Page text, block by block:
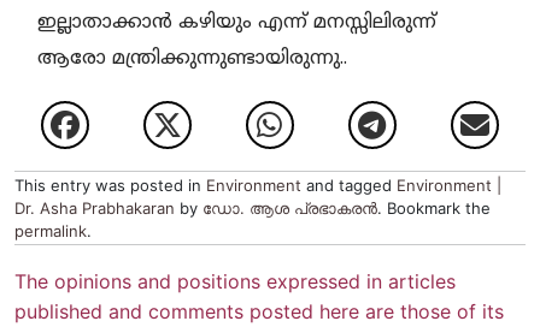
ഇല്ലാതാക്കാൻ കഴിയും എന്ന് മനസ്സിലിരുന്ന്
ആരോ മന്ത്രിക്കുന്നുണ്ടായിരുന്നു..
This entry was posted in Environment and tagged Environment |
Dr. Asha Prabhakaran by ഡോ. ആശ പ്രഭാകരന്‍. Bookmark the
permalink.
The opinions and positions expressed in articles
published and comments posted here are those of its